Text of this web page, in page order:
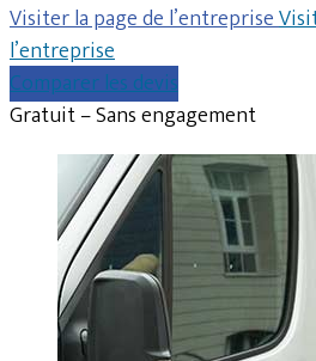
Visiter la page de l’entreprise
l’entreprise
Comparer les devis
Gratuit – Sans engagement